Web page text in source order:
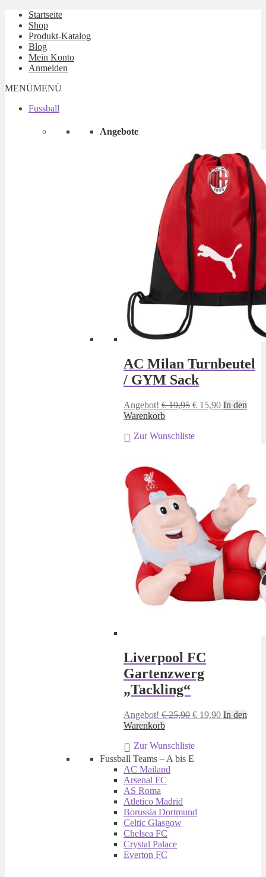
Startseite
Shop
Produkt-Katalog
Blog
Mein Konto
Anmelden
MENÜMENÜ
Fussball
Angebote
AC Milan Turnbeutel
/ GYM Sack
Angebot! €19,95 Ursprünglicher
€ 19,95
€ 15,90Aktueller
In den
Warenkorb
Zur Wunschliste
Liverpool FC
Gartenzwerg
„Tackling“
Angebot! €25,90 Ursprünglicher
€ 25,90
€ 19,90Aktueller
In den
Warenkorb
Zur Wunschliste
Fussball Teams – A bis E
AC Mailand
Arsenal FC
AS Roma
Atletico Madrid
Borussia Dortmund
Celtic Glasgow
Chelsea FC
Crystal Palace
Everton FC